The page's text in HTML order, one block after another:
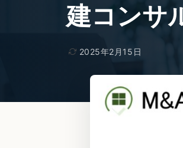
建コンサ
2025年2月15日